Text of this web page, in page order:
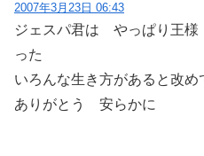
2007年3月23日 06:43
ジェスパ君は やっぱり王
った
いろんな生き方があると改
ありがとう 安らかに